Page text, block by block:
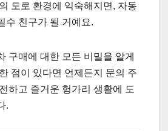
도로 환경에 익숙해지면, 자동
수 친구가 될 거예요.
구매에 대한 모든 비밀을 알게
점이 있다면 언제든지 문의 주
하고 즐거운 헝가리 생활에 도
.